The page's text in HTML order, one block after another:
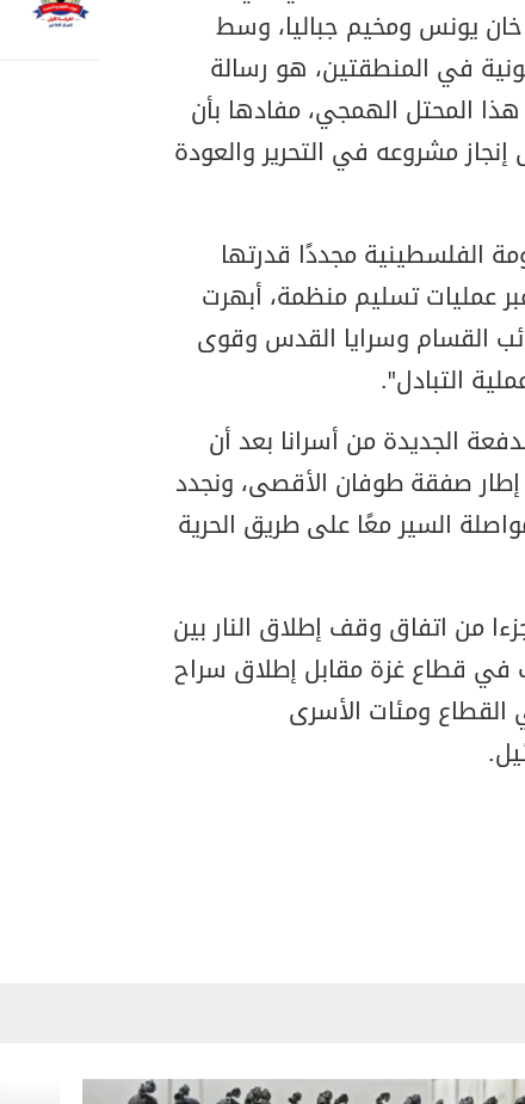
يونس ومخيم جباليا، وسط
في المنطقتين، هو رسالة
المحتل الهمجي، مفادها بأن
مشروعه في التحرير والعودة
الفلسطينية مجددًا قدرتها
عمليات تسليم منظمة، أبهرت
القسام وسرايا القدس وقوى
التبادل".
الجديدة من أسرانا بعد أن
إطار صفقة طوفان الأقصى، ونجدد
السير معًا على طريق الحرية
من اتفاق وقف إطلاق النار بين
في قطاع غزة مقابل إطلاق سراح
القطاع ومئات الأسرى